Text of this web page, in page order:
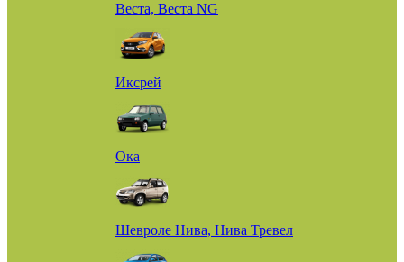
Веста, Веста NG
Иксрей
Ока
Шевроле Нива, Нива Тревел